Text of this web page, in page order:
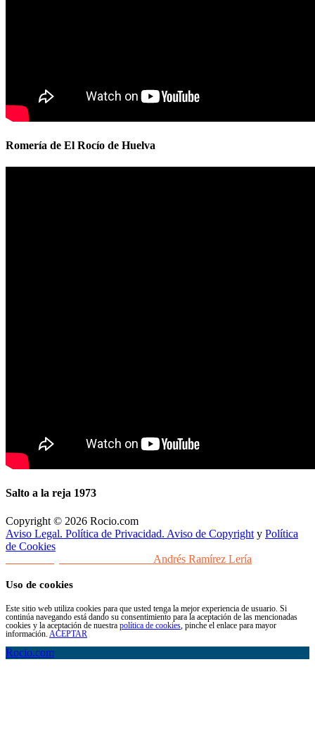
Romería de El Rocío de Huelva
Salto a la reja 1973
Copyright © 2026 Rocio.com
Aviso Legal. Política de Privacidad. Aviso de Copyright y Política
de Cookies
Andrés Ramírez Lería
Uso de cookies
Este sitio web utiliza cookies para que usted tenga la mejor experiencia de usuario. Si
continúa navegando está dando su consentimiento para la aceptación de las mencionadas
cookies y la aceptación de nuestra política de cookies , pinche el enlace para mayor
información. ACEPTAR
Rocio.com